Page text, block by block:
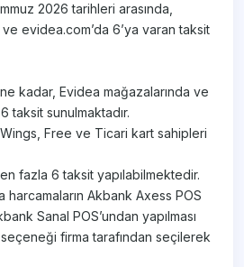
2026 tarihleri arasında,
evidea.com’da 6’ya varan taksit
kadar, Evidea mağazalarında ve
taksit sunulmaktadır.
Free ve Ticari kart sahipleri
fazla 6 taksit yapılabilmektedir.
harcamaların Akbank Axess POS
Sanal POS’undan yapılması
firma tarafından seçilerek